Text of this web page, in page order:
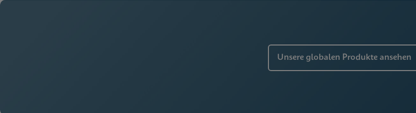
Unsere globalen Produkte ansehen